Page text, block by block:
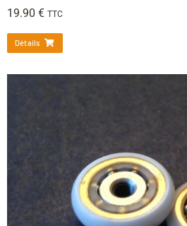
19.90 € TTC
Détails